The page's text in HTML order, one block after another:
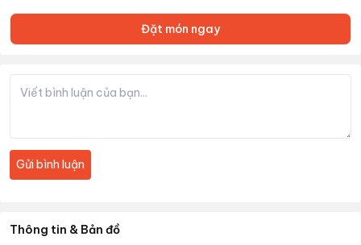
Đặt món ngay
Gửi bình luận
Thông tin & Bản đồ